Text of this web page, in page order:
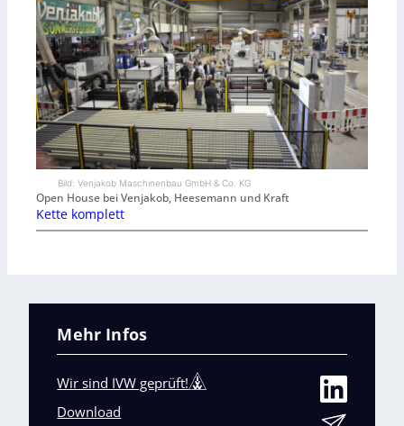
Bild: Venjakob Maschinenbau GmbH & Co. KG
Open House bei Venjakob, Heesemann und Kraft
Kette komplett
Mehr Infos
Wir sind IVW geprüft!
Download